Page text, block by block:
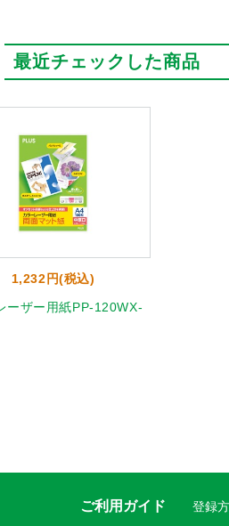
最近チェックした商品
1,232円(税込)
ーザー用紙PP-120WX-
ご利用ガイド 登録